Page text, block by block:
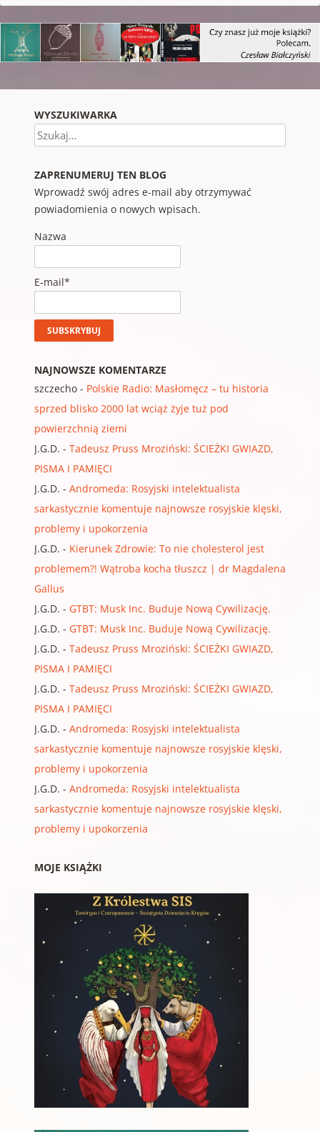
WYSZUKIWARKA
Szukaj
ZAPRENUMERUJ TEN BLOG
Wprowadź swój adres e-mail aby otrzymywać
powiadomienia o nowych wpisach.
Nazwa
E-mail*
NAJNOWSZE KOMENTARZE
szczecho- Polskie Radio: Masłomęcz – tu historia
sprzed blisko 2000 lat wciąż żyje tuż pod
powierzchnią ziemi
J.G.D. - Tadeusz Pruss Mroziński: ŚCIEŻKI GWIAZD,
PISMA I PAMIĘCI
J.G.D. - Andromeda: Rosyjski intelektualista
sarkastycznie komentuje najnowsze rosyjskie klęski,
problemy i upokorzenia
J.G.D. - Kierunek Zdrowie: To nie cholesterol jest
problemem?! Wątroba kocha tłuszcz | dr Magdalena
Gallus
J.G.D. - GTBT: Musk Inc. Buduje Nową Cywilizację.
J.G.D. - GTBT: Musk Inc. Buduje Nową Cywilizację.
J.G.D. - Tadeusz Pruss Mroziński: ŚCIEŻKI GWIAZD,
PISMA I PAMIĘCI
J.G.D. - Tadeusz Pruss Mroziński: ŚCIEŻKI GWIAZD,
PISMA I PAMIĘCI
J.G.D. - Andromeda: Rosyjski intelektualista
sarkastycznie komentuje najnowsze rosyjskie klęski,
problemy i upokorzenia
J.G.D. - Andromeda: Rosyjski intelektualista
sarkastycznie komentuje najnowsze rosyjskie klęski,
problemy i upokorzenia
MOJE KSIĄŻKI